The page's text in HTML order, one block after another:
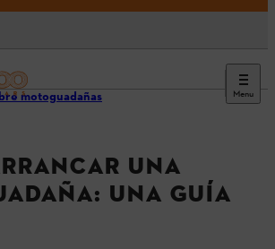
Menu
motoguadañas
UNA
UNA GUÍA